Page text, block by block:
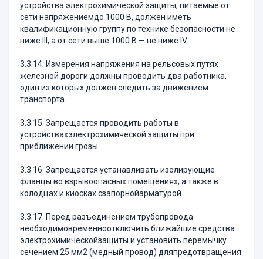
устройства электрохимической защиты, питаемые от
сети напряжениемдо 1000 В, должен иметь
квалификационную группу по технике безопасности не
ниже III, а от сети выше 1000 В — не ниже IV.
3.3.14. Измерения напряжения на рельсовых путях
железной дороги должны проводить два работника,
один из которых должен следить за движением
транспорта.
3.3.15. Запрещается проводить работы в
устройствахэлектрохимической защиты при
приближении грозы.
3.3.16. Запрещается устанавливать изолирующие
фланцы во взрывоопасных помещениях, а также в
колодцах и киосках сзапорнойарматурой.
3.3.17. Перед разъединением трубопровода
необходимовременноотключить ближайшие средства
электрохимическойзащиты и установить перемычку
сечением 25 мм2 (медный провод) дляпредотвращения